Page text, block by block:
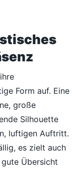
Form auf. Eine
große
Silhouette
luftigen Auftritt.
es zielt auch
Übersicht